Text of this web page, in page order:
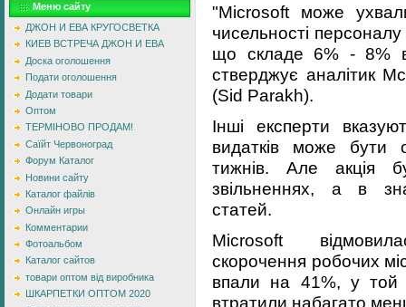
Меню сайту
ДЖОН И ЕВА КРУГОСВЕТКА
КИЕВ ВСТРЕЧА ДЖОН И ЕВА
Доска оголошення
Подати оголошення
Додати товари
Оптом
ТЕРМІНОВО ПРОДАМ!
Саїйт Червоноград
Форум Каталог
Новини сайту
Каталог файлів
Онлайн игры
Комментарии
Фотоальбом
Каталог сайтов
товари оптом від виробника
ШКАРПЕТКИ ОПТОМ 2020
"Microsoft може
чисельності
що складе 6% - 8%
стверджує аналітик
(Sid Parakh).
Інші експерти
видатків може бути
тижнів. Але акція
звільненнях, а в
статей.
Microsoft
скорочення робочих
впали на 41%, у той
втратили набагато